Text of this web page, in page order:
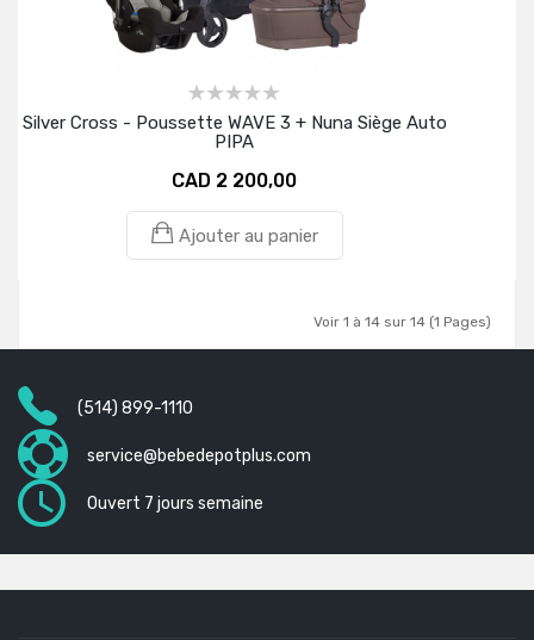
Silver Cross - Poussette WAVE 3 + Nuna Siège Auto
PIPA
CAD 2 200,00
Ajouter au panier
Voir 1 à 14 sur 14 (1 Pages)
(514) 899-1110
service@bebedepotplus.com
Ouvert 7 jours semaine